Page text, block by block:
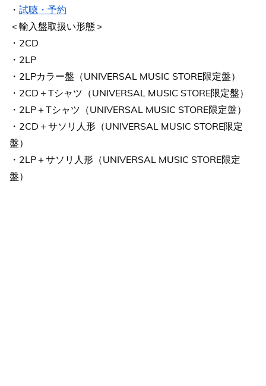
・ 試聴・予約
＜輸入盤取扱い形態＞
・2CD
・2LP
・2LPカラー盤（UNIVERSAL MUSIC STORE限定盤）
・2CD＋Tシャツ（UNIVERSAL MUSIC STORE限定盤）
・2LP＋Tシャツ（UNIVERSAL MUSIC STORE限定盤）
・2CD＋サソリ人形（UNIVERSAL MUSIC STORE限定
盤）
・2LP＋サソリ人形（UNIVERSAL MUSIC STORE限定
盤）